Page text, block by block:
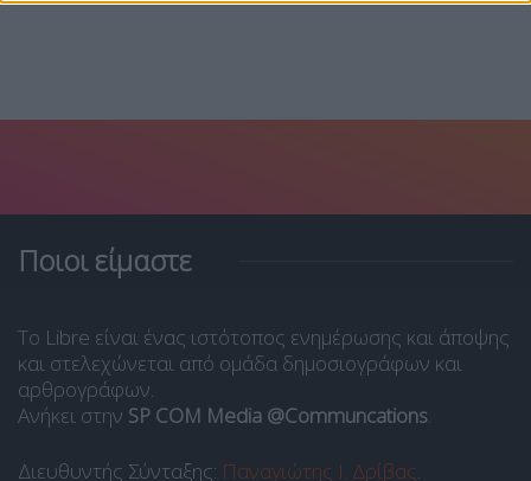
Ποιοι είμαστε
Το Libre είναι ένας ιστότοπος ενημέρωσης και άποψης
και στελεχώνεται από ομάδα δημοσιογράφων και
αρθρογράφων.
Ανήκει στην SP COM Media @Communcations.
Διευθυντής Σύνταξης: Παναγιώτης Ι. Δρίβας.